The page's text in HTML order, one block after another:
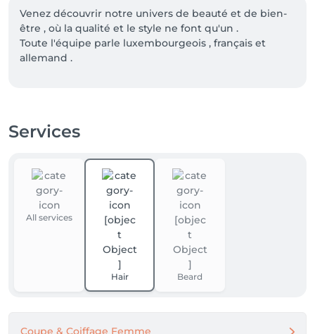
Venez découvrir notre univers de beauté et de bien-
être , où la qualité et le style ne font qu'un .
Toute l'équipe parle luxembourgeois , français et
allemand .
Services
All services
Hair Beard
Coupe & Coiffage Femme